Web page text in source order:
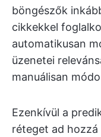
böngészők
cikkekkel
automatikusan
üzenetei
manuálisan
Ezenkívül a
réteget ad